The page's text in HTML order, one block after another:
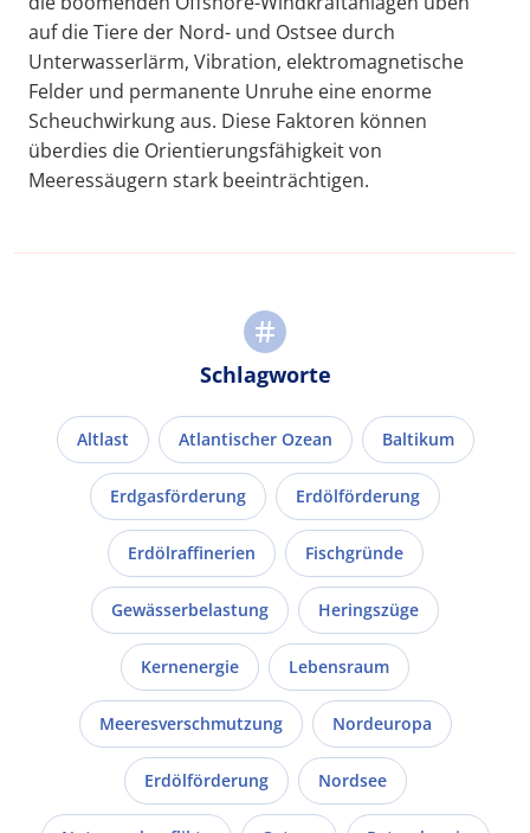
auf die Tiere der Nord- und Ostsee durch
Unterwasserlärm, Vibration, elektromagnetische
Felder und permanente Unruhe eine enorme
Scheuchwirkung aus. Diese Faktoren können
überdies die Orientierungsfähigkeit von
Meeressäugern stark beeinträchtigen.
Schlagworte
Altlast Atlantischer Ozean Baltikum
Erdgasförderung Erdölförderung
Erdölraffinerien Fischgründe
Gewässerbelastung Heringszüge
Kernenergie Lebensraum
Meeresverschmutzung Nordeuropa
Erdölförderung Nordsee